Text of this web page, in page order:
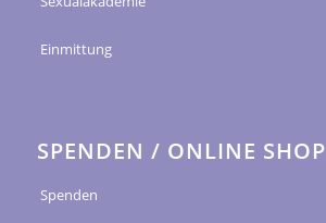
Einmittung
SPENDEN / ONLINE SHOP
Spenden